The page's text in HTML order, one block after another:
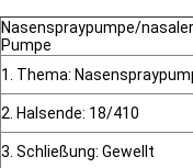
Nasenspraypumpe/
Pumpe
1. Thema:
2. Halsende: 18/410
3. Schließung: Gewellt